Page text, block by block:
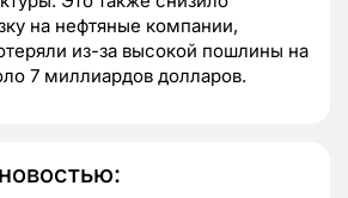
на нефтяные компании,
из-за высокой пошлины на
7 миллиардов долларов.